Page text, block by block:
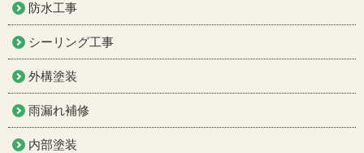
防水工事
シーリング工事
外構塗装
雨漏れ補修
内部塗装